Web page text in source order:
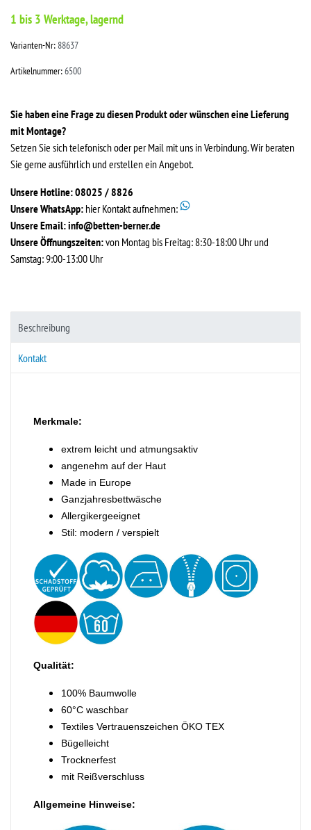
1 bis 3 Werktage, lagernd
Varianten-Nr:88637
Artikelnummer:6500
Sie haben eine Frage zu diesen Produkt oder wünschen eine Lieferung
mit Montage?
Setzen Sie sich telefonisch oder per Mail mit uns in Verbindung. Wir beraten
Sie gerne ausführlich und erstellen ein Angebot.
Unsere Hotline: 08025 / 8826
Unsere WhatsApp: hier Kontakt aufnehmen:
Unsere Email:info@betten-berner.de
Unsere Öffnungszeiten:von Montag bis Freitag: 8:30-18:00 Uhr und
Samstag: 9:00-13:00 Uhr
Beschreibung
Kontakt
Merkmale:
extrem leicht und atmungsaktiv
angenehm auf der Haut
Made in Europe
Ganzjahresbettwäsche
Allergikergeeignet
Stil: modern / verspielt
Qualität:
100% Baumwolle
60°C waschbar
Textiles Vertrauenszeichen ÖKO TEX
Bügelleicht
Trocknerfest
mit Reißverschluss
Allgemeine Hinweise: